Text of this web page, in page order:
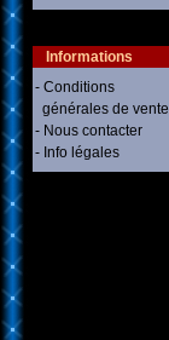
Informations
- Conditions
générales de vente
- Nous contacter
- Info légales